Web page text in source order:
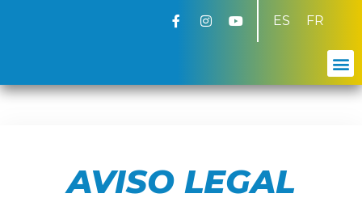
ES FR
AVISO LEGAL